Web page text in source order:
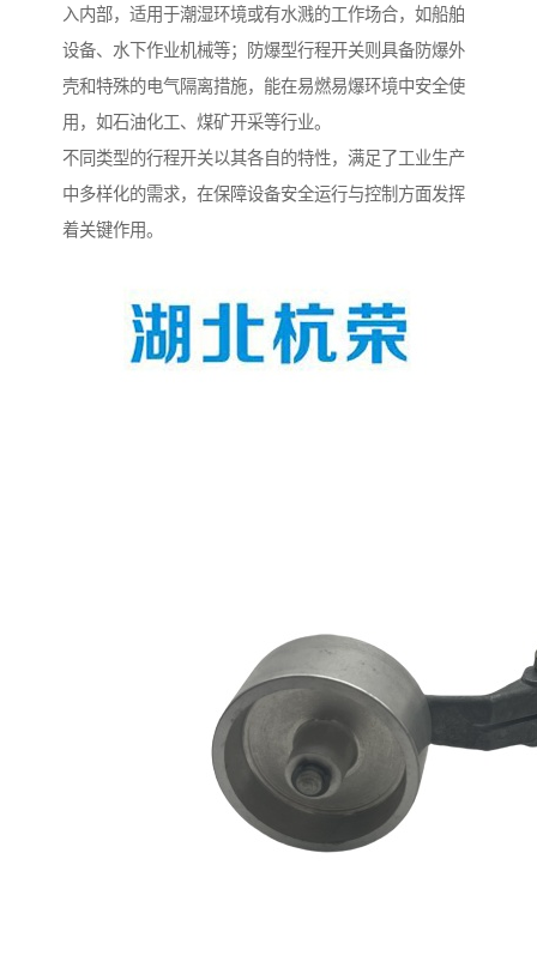
入内部，适用于潮湿环境或有水溅的工作场合，如船舶
设备、水下作业机械等；防爆型行程开关则具备防爆外
壳和特殊的电气隔离措施，能在易燃易爆环境中安全使
用，如石油化工、煤矿开采等行业。
不同类型的行程开关以其各自的特性，满足了工业生产
中多样化的需求，在保障设备安全运行与控制方面发挥
着关键作用。